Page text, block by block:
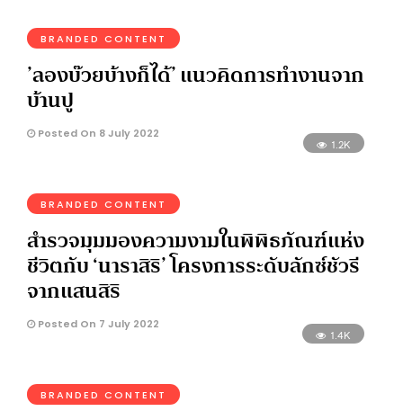
BRANDED CONTENT
​​’ลองบ๊วยบ้างก็ได้’ แนวคิดการทำงานจาก
บ้านปู
Posted On 8 July 2022
1.2K
BRANDED CONTENT
สำรวจมุมมองความงามในพิพิธภัณฑ์แห่ง
ชีวิตกับ ‘นาราสิริ’ โครงการระดับลักซ์ชัวรี
จากแสนสิริ
Posted On 7 July 2022
1.4K
BRANDED CONTENT